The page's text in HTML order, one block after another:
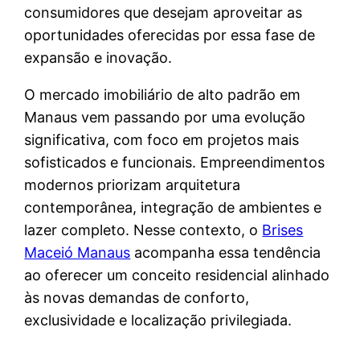
consumidores que desejam aproveitar as
oportunidades oferecidas por essa fase de
expansão e inovação.
O mercado imobiliário de alto padrão em
Manaus vem passando por uma evolução
significativa, com foco em projetos mais
sofisticados e funcionais. Empreendimentos
modernos priorizam arquitetura
contemporânea, integração de ambientes e
lazer completo. Nesse contexto, o Brises
Maceió Manaus acompanha essa tendência
ao oferecer um conceito residencial alinhado
às novas demandas de conforto,
exclusividade e localização privilegiada.